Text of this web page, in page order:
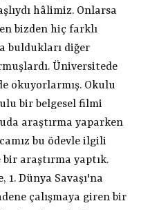
hâlimiz. Onlarsa
bizden hiç farklı
buldukları diğer
Üniversitede
okuyorlarmış. Okulu
bir belgesel filmi
araştırma yaparken
bu ödevle ilgili
araştırma yaptık.
Dünya Savaşı'na
çalışmaya giren bir